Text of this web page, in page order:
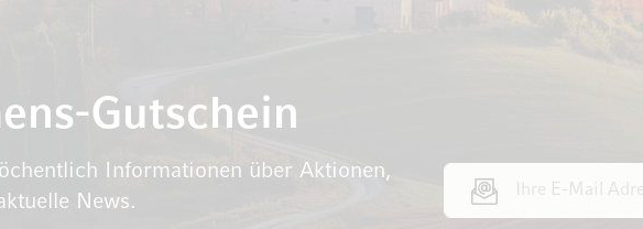
Gutschein
Informationen über Aktionen,
News.
E-Mail Adresse